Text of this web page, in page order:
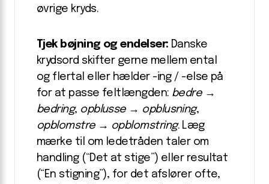
øvrige kryds.
Tjek bøjning og endelser: Danske
krydsord skifter gerne mellem ental
og flertal eller hælder -ing / -else på
for at passe feltlængden: bedre →
bedring, opblusse → opblusning,
opblomstre → opblomstring. Læg
mærke til om ledetråden taler om
handling (“Det at stige”) eller resultat
(“En stigning”), for det afslører ofte,